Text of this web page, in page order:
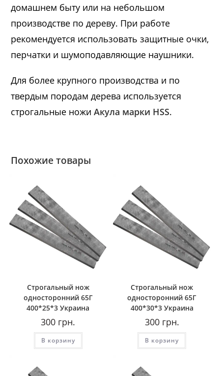
домашнем быту или на небольшом
производстве по дереву. При работе
рекомендуется использовать защитные очки,
перчатки и шумоподавляющие наушники.
Для более крупного производства и по
твердым породам дерева используется
строгальные ножиАкула марки HSS.
Похожие товары
Строгальный нож
односторонний 65Г
400*25*3 Украина
300 грн.
В корзину
Строгальный нож
односторонний 65Г
400*30*3 Украина
300грн.
В корзину